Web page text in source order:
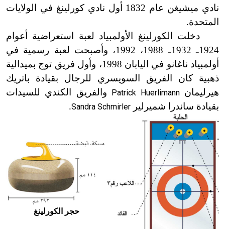
نادي ميشيغن عام 1832 أول نادي كورلينغ في الولايات
المتحدة.
دخلت الكورلينغ الأولمبياد لعبة استعراضية أعوام
1924ـ 1932ـ 1988، 1992، وأصبحت لعبة رسمية في
أولمبياد ناغانو في اليابان 1998، وأول فريق توج بميدالية
ذهبية كان الفريق السويسري للرجال بقيادة باتريك
هيرليمانPatrick Huerlimann
والفريق الكندي للسيدات
بقيادة ساندرا شميرلير Sandra Schmirler
.
حجر الكورلينغ